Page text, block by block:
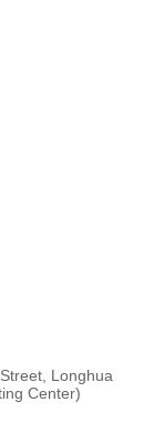
Longhua
Center)